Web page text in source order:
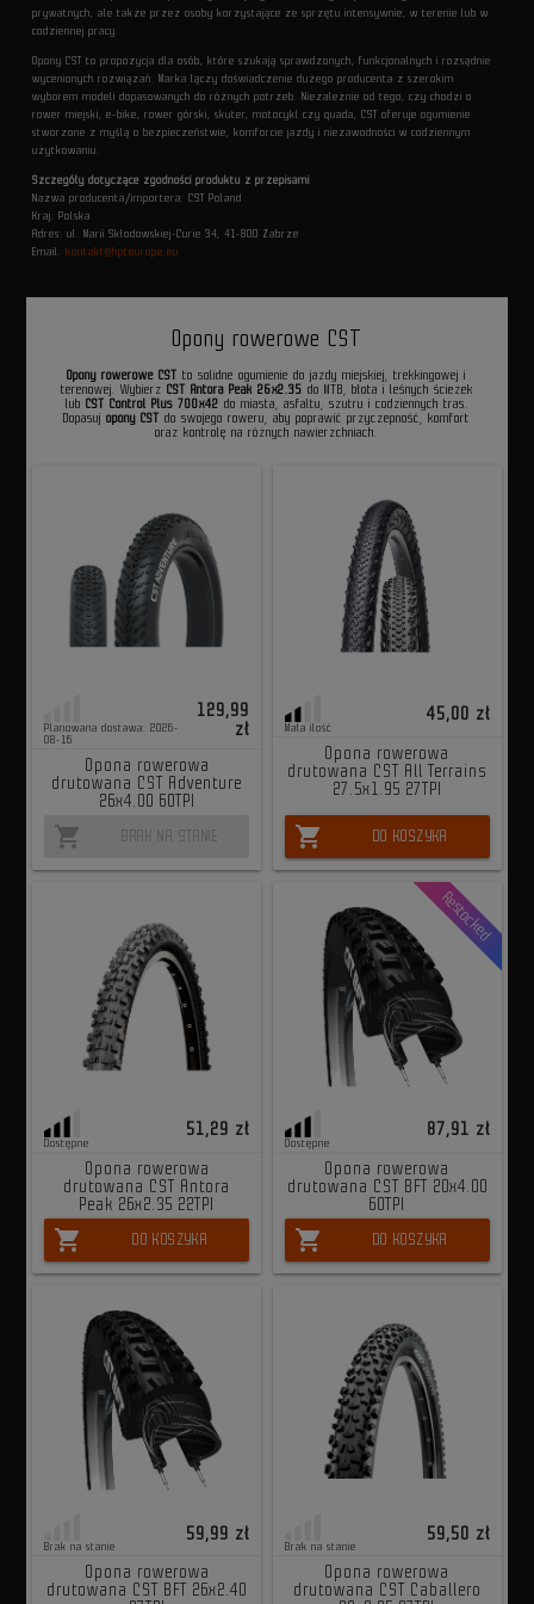
prywatnych, ale także przez osoby korzystające ze sprzętu intensywnie, w terenie lub w
codziennej pracy.
Opony CST to propozycja dla osób, które szukają sprawdzonych, funkcjonalnych i rozsądnie
wycenionych rozwiązań. Marka łączy doświadczenie dużego producenta z szerokim
wyborem modeli dopasowanych do różnych potrzeb. Niezależnie od tego, czy chodzi o
rower miejski, e-bike, rower górski, skuter, motocykl czy quada, CST oferuje ogumienie
stworzone z myślą o bezpieczeństwie, komforcie jazdy i niezawodności w codziennym
użytkowaniu.
Szczegóły dotyczące zgodności produktu z przepisami
Nazwa producenta/importera: CST Poland
Kraj: Polska
Adres: ul. Marii Skłodowskiej-Curie 34, 41-800 Zabrze
Email: kontakt@hpteurope.eu
Opony rowerowe CST
Opony rowerowe CST
to solidne ogumienie do jazdy miejskiej, trekkingowej i
terenowej. Wybierz CST Antora Peak 26x2.35 do MTB, błota i leśnych ścieżek
lub CST Control Plus 700x42 do miasta, asfaltu, szutru i codziennych tras.
Dopasujopony CST
do swojego roweru, aby poprawić przyczepność, komfort
oraz kontrolę na różnych nawierzchniach.
Planowana dostawa: 2026-
08-16
129,99
zł
Opona rowerowa
drutowana CST Adventure
26x4.00 60TPI
shopping_cart BRAK NA STANIE
Mała ilość
45,00 zł
Opona rowerowa
drutowana CST All Terrains
27.5x1.95 27TPI
shopping_cart DO KOSZYKA
Dostępne
51,29 zł
Opona rowerowa
drutowana CST Antora
Peak 26x2.35 22TPI
shopping_cart DO KOSZYKA
Restocked
Dostępne
87,91 zł
Opona rowerowa
drutowana CST BFT 20x4.00
60TPI
shopping_cart DO KOSZYKA
Brak na stanie
59,99 zł
Opona rowerowa
drutowana CST BFT 26x2.40
Brak na stanie
59,50 zł
Opona rowerowa
drutowana CST Caballero